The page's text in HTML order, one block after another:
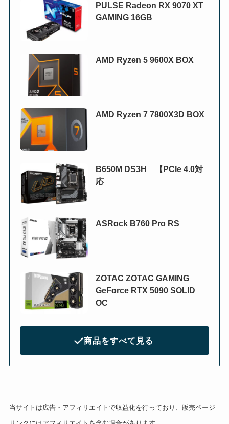
PULSE Radeon RX 9070 XT
GAMING 16GB
AMD Ryzen 5 9600X BOX
AMD Ryzen 7 7800X3D BOX
B650M DS3H 【PCIe 4.0対
応
ASRock B760 Pro RS
ZOTAC ZOTAC GAMING
GeForce RTX 5090 SOLID
OC
商品をすべて見る
当サイトは広告・アフィリエイトで収益化を行っており、販売ページ